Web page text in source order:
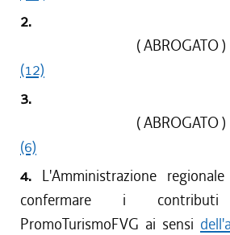
2.
( ABROGATO )
(12)
3.
( ABROGATO )
(6)
4. L'Amministrazione
confermare i
PromoTurismoFVG ai sensi